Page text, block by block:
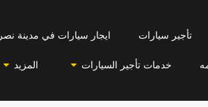
تأجير سيارات ايجار سيارات في مدينة نصر
خدمات تأجير السيارات المزيد